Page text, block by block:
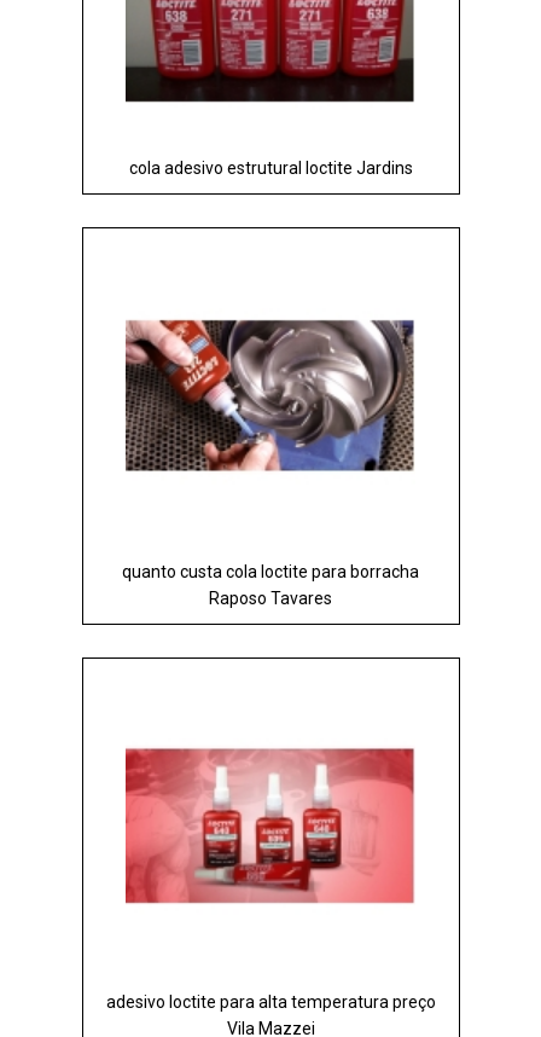
cola adesivo estrutural loctite Jardins
quanto custa cola loctite para borracha
Raposo Tavares
adesivo loctite para alta temperatura preço
Vila Mazzei